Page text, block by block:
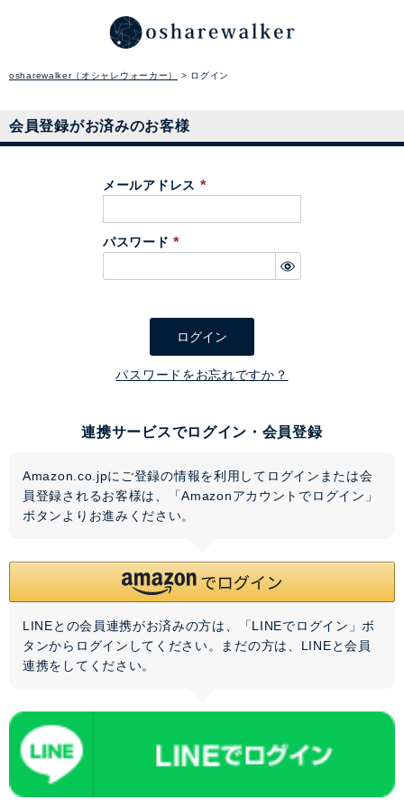
osharewalker（オシャレウォーカー） ログイン
会員登録がお済みのお客様
メールアドレス
必
パスワード
必
ログイン
パスワードをお忘れですか？
連携サービスでログイン・会員登録
Amazon.co.jpにご登録の情報を利用してログインまたは会
員登録されるお客様は、「Amazonアカウントでログイン」
ボタンよりお進みください。
LINEとの会員連携がお済みの方は、「LINEでログイン」ボ
タンからログインしてください。まだの方は、 LINEと会員
連携をしてください。